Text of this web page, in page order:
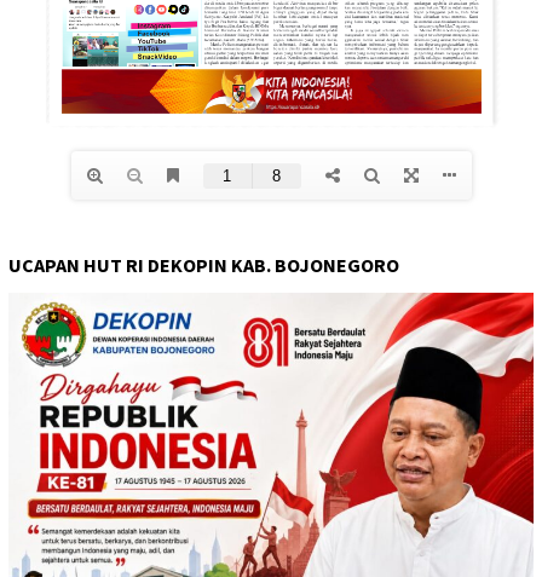
UCAPAN HUT RI DEKOPIN KAB. BOJONEGORO